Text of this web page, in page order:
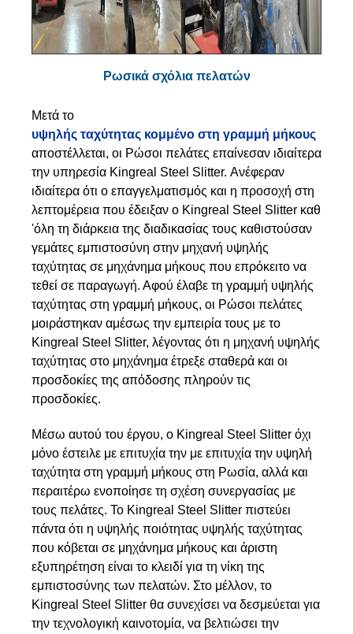
Ρωσικά σχόλια πελατών
Μετά το
υψηλής ταχύτητας κομμένο στη γραμμή μήκους
αποστέλλεται, οι Ρώσοι πελάτες επαίνεσαν ιδιαίτερα
την υπηρεσία Kingreal Steel Slitter. Ανέφεραν
ιδιαίτερα ότι ο επαγγελματισμός και η προσοχή στη
λεπτομέρεια που έδειξαν ο Kingreal Steel Slitter καθ
'όλη τη διάρκεια της διαδικασίας τους καθιστούσαν
γεμάτες εμπιστοσύνη στην μηχανή υψηλής
ταχύτητας σε μηχάνημα μήκους που επρόκειτο να
τεθεί σε παραγωγή. Αφού έλαβε τη γραμμή υψηλής
ταχύτητας στη γραμμή μήκους, οι Ρώσοι πελάτες
μοιράστηκαν αμέσως την εμπειρία τους με το
Kingreal Steel Slitter, λέγοντας ότι η μηχανή υψηλής
ταχύτητας στο μηχάνημα έτρεξε σταθερά και οι
προσδοκίες της απόδοσης πληρούν τις
προσδοκίες.
Μέσω αυτού του έργου, ο Kingreal Steel Slitter όχι
μόνο έστειλε με επιτυχία την με επιτυχία την υψηλή
ταχύτητα στη γραμμή μήκους στη Ρωσία, αλλά και
περαιτέρω ενοποίησε τη σχέση συνεργασίας με
τους πελάτες. Το Kingreal Steel Slitter πιστεύει
πάντα ότι η υψηλής ποιότητας υψηλής ταχύτητας
που κόβεται σε μηχάνημα μήκους και άριστη
εξυπηρέτηση είναι το κλειδί για τη νίκη της
εμπιστοσύνης των πελατών. Στο μέλλον, το
Kingreal Steel Slitter θα συνεχίσει να δεσμεύεται για
την τεχνολογική καινοτομία, να βελτιώσει την